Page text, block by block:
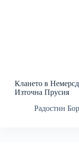
Клането в
Източна Прусия
Радостин